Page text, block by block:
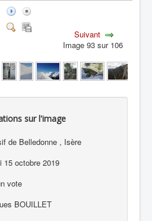
Suivant
Image 93 sur 106
sur l'image
de Belledonne , Isère
15 octobre 2019
vote
BOUILLET